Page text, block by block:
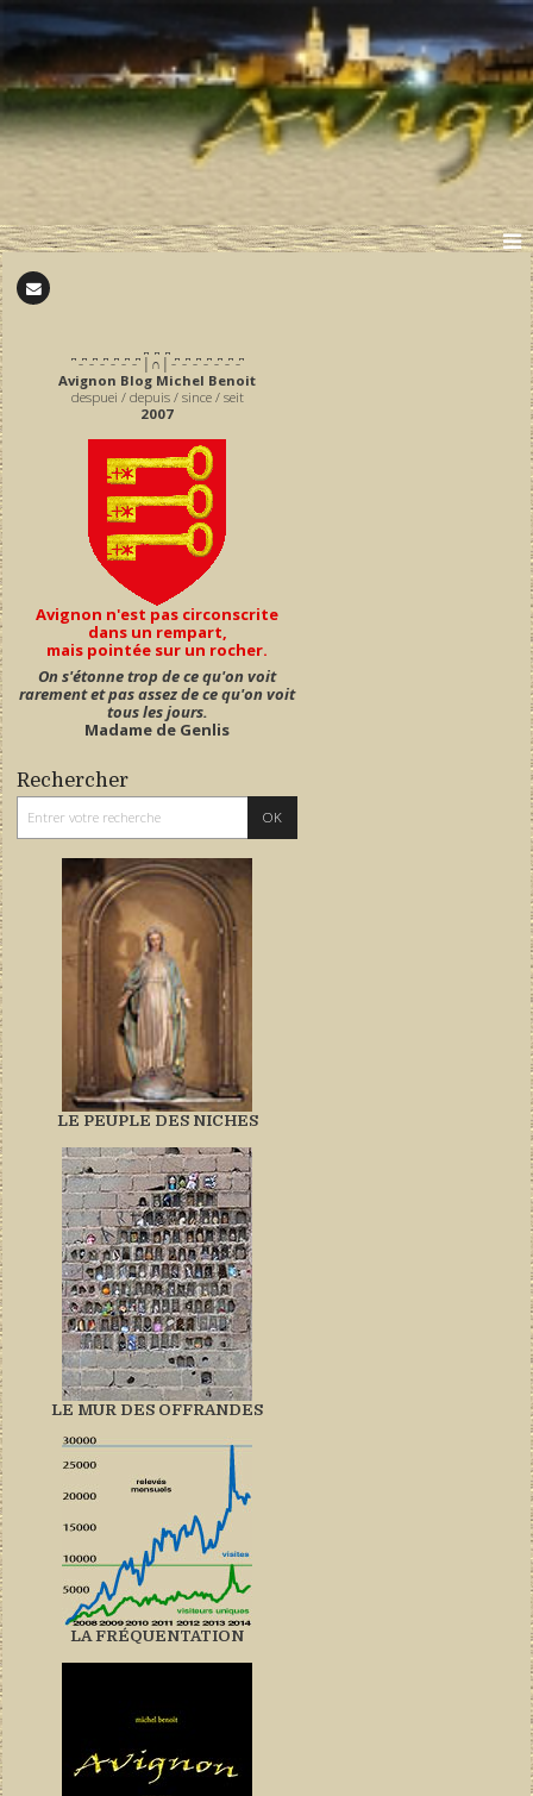
͆ ̵ ͆ ̵ ͆ ̵ ͆ ̵ ͆ ̵ ͆ ̵ ͆ │∩│ ̵ ͆ ̵ ͆ ̵ ͆ ̵ ͆ ̵ ͆ ̵ ͆ ̵ ͆
Avignon Blog Michel Benoit
despuei / depuis / since / seit
2007
Avignon n'est pas circonscrite
dans un rempart,
mais pointée sur un rocher.
On s'étonne trop de ce qu'on voit
rarement et pas assez de ce qu'on voit
tous les jours.
Madame de Genlis
Rechercher
LE PEUPLE DES NICHES
LE MUR DES OFFRANDES
LA FRÉQUENTATION